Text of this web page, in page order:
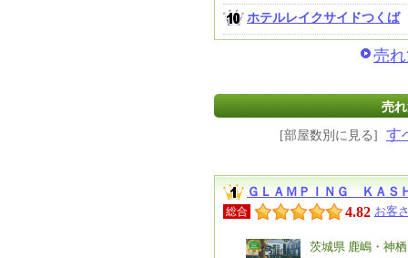
ホテルレイクサイドつくば
売
売
[部屋数別に見る] す
ＧＬＡＭＰＩＮＧ ＫＡＳ
総合 4.82 お客
エ
茨城県 鹿嶋・神